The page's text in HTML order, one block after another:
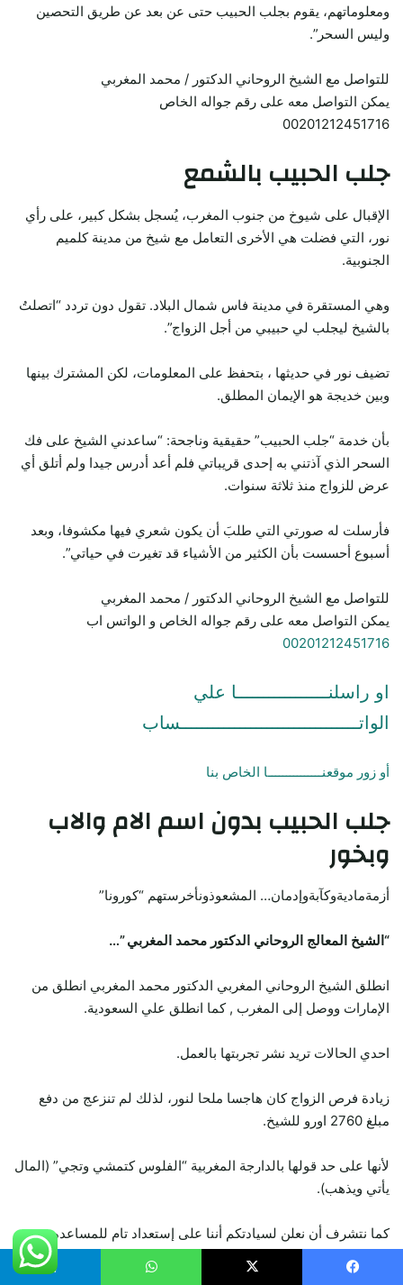
ومعلوماتهم، يقوم بجلب الحبيب حتى عن بعد عن طريق التحصين
وليس السحر”.
للتواصل مع الشيخ الروحاني الدكتور / محمد المغربي
يمكن التواصل معه على رقم جواله الخاص
00201212451716
جلب الحبيب بالشمع
الإقبال على شيوخ من جنوب المغرب، يُسجل بشكل كبير، على رأي
نور، التي فضلت هي الأخرى التعامل مع شيخ من مدينة كلميم
الجنوبية.
وهي المستقرة في مدينة فاس شمال البلاد. تقول دون تردد “اتصلتُ
بالشيخ ليجلب لي حبيبي من أجل الزواج”.
تضيف نور في حديثها ، بتحفظ على المعلومات، لكن المشترك بينها
وبين خديجة هو الإيمان المطلق.
بأن خدمة “جلب الحبيب” حقيقية وناجحة: “ساعدني الشيخ على فك
السحر الذي آذتني به إحدى قريباتي فلم أعد أدرس جيدا ولم أتلق أي
عرض للزواج منذ ثلاثة سنوات.
فأرسلت له صورتي التي طلبَ أن يكون شعري فيها مكشوفا، وبعد
أسبوع أحسست بأن الكثير من الأشياء قد تغيرت في حياتي”.
للتواصل مع الشيخ الروحاني الدكتور / محمد المغربي
يمكن التواصل معه على رقم جواله الخاص و الواتس اب
00201212451716
او راسلنـــــــــــــــــا علي
الواتـــــــــــــــــــــــــــــــــساب
أو زور موقعنـــــــــــــــا الخاص بنا
جلب الحبيب بدون اسم الام والاب
وبخور
أزمةماديةوكآبةوإدمان… المشعوذونأخرستهم “كورونا”
“الشيخ المعالج الروحاني الدكتور محمد المغربي ”…
انطلق الشيخ الروحاني المغربي الدكتور محمد المغربي انطلق من
الإمارات ووصل إلى المغرب , كما انطلق علي السعودية.
احدي الحالات تريد نشر تجربتها بالعمل.
زيادة فرص الزواج كان هاجسا ملحا لنور، لذلك لم تنزعج من دفع
مبلغ 2760 اورو للشيخ.
لأنها على حد قولها بالدارجة المغربية “الفلوس كتمشي وتجي” (المال
يأتي ويذهب).
كما نتشرف أن نعلن لسيادتكم أننا على إستعداد تام للمساعده
وهي اليوم فرحة جدا وسعيدة بالزواج من شخص تقدم لخطبتها.